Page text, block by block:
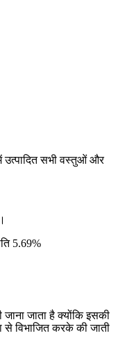
उत्पादित सभी वस्तुओं और
5.69%
जाता है क्योंकि इसकी
विभाजित करके की जाती